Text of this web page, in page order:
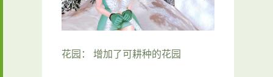
花园： 增加了可耕种的花园